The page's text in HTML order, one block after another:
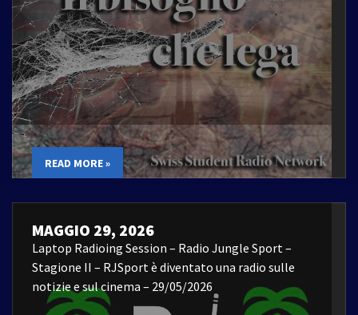
READ MORE »
MAGGIO 29, 2026
Laptop Radioing Session – Radio Jungle Sport –
Stagione II – RJSport è diventato una radio sulle
notizie e sul cinema – 29/05/2026